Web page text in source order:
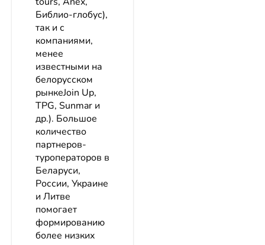
Библио-глобус),
так и с
компаниями,
менее
известными на
белорусском
рынкеJoin Up,
TPG, Sunmar и
др.). Большое
количество
партнеров-
туроператоров в
Беларуси,
России, Украине
и Литве
помогает
формированию
более низких